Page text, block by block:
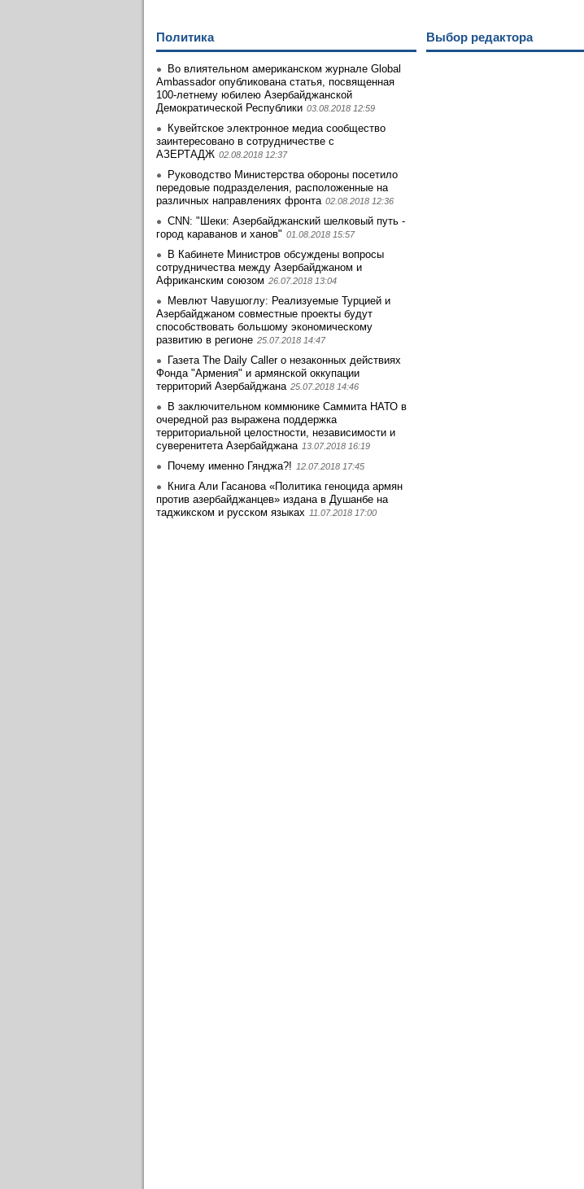
Политика
Во влиятельном американском журнале Global
Ambassador опубликована статья, посвященная
100-летнему юбилею Азербайджанской
Демократической Республики 03.08.2018 12:59
Кувейтское электронное медиа сообщество
заинтеpесовано в сотрудничестве с
АЗЕРТАДЖ 02.08.2018 12:37
Руководство Министерства обороны посетило
передовые подразделения, расположенные на
различных направлениях фронта 02.08.2018 12:36
CNN: "Шеки: Азербайджанский шелковый путь -
город караванов и ханов" 01.08.2018 15:57
В Кабинете Министров обсуждены вопросы
сотрудничества между Азербайджаном и
Африканским союзом 26.07.2018 13:04
Мевлют Чавушоглу: Реализуемые Турцией и
Азербайджаном совместные проекты будут
способствовать большому экономическому
развитию в регионе 25.07.2018 14:47
Газета The Daily Caller о незаконных действиях
Фонда "Армения" и армянской оккупации
территорий Азербайджана 25.07.2018 14:46
В заключительном коммюнике Саммита НАТО в
очередной раз выражена поддержка
территориальной целостности, независимости и
суверенитета Азербайджана 13.07.2018 16:19
Почему именно Гянджа?! 12.07.2018 17:45
Книга Али Гасанова «Политика геноцида армян
против азербайджанцев» издана в Душанбе на
таджикском и русском языках 11.07.2018 17:00
Выбор редактора